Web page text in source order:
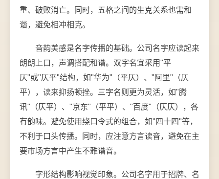
重、破败消亡。同时，五格之间的生克关系也需和
谐，避免相冲相克。
音韵美感是名字传播的基础。公司名字应读起来
朗朗上口，声调搭配和谐。双字名宜采用"平
仄"或"仄平"结构，如"华为"（平仄）、"阿里"（仄
平），读来抑扬顿挫。三字名则更为灵活，如"腾
讯"（仄平）、"京东"（平平）、"百度"（仄仄），各
有韵味。避免使用绕口令式的组合，如"四十四"等，
不利于口头传播。同时，应注意方言读音，避免在主
要市场方言中产生不雅谐音。
字形结构影响视觉印象。公司名字用于招牌、名